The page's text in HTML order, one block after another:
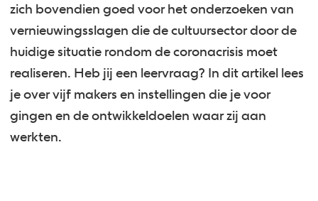
zich bovendien goed voor het onderzoeken van
vernieuwingsslagen die de cultuursector door de
huidige situatie rondom de coronacrisis moet
realiseren. Heb jij een leervraag? In dit artikel lees
je over vijf makers en instellingen die je voor
gingen en de ontwikkeldoelen waar zij aan
werkten.